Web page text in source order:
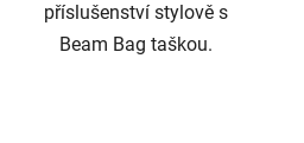
příslušenství stylově s
Beam Bag taškou.